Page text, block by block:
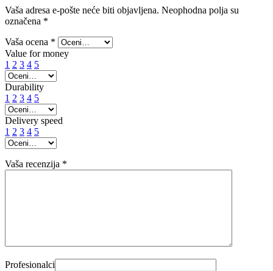
Vaša adresa e-pošte neće biti objavljena. Neophodna polja su
označena *
Vaša ocena *
Value for money
1 2 3 4 5
Durability
1 2 3 4 5
Delivery speed
1 2 3 4 5
Vaša recenzija *
Profesionalci